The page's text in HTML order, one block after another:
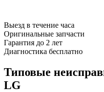
Выезд в течение часа
Оригинальные запчасти
Гарантия до 2 лет
Диагностика бесплатно
Типовые
LG